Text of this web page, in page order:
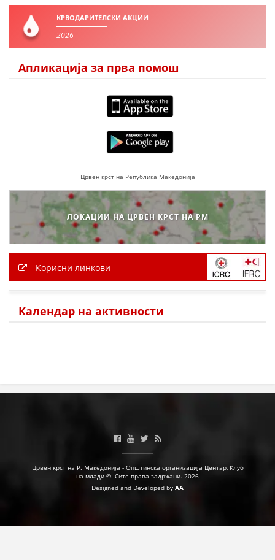
ДОГОВОРИ
ЗНАЧЕЊЕ НА СЛУЖБАТА ЗА БАРАЊЕ
ФОРМУЛАРИ ЗА БАРАЊА
ЗДРАВСТВЕНО ПРЕВЕНТИВНА ДЕЈНОСТ
ПРВА ПОМОШ
КРВОДАРИТЕЛСТВО
ИНФОРМАЦИИ ЗА БОЛЕСТИ
МЕНАЏМЕНТ НА ВОЛОНТЕРИ
СТРАТЕГИИ
ЕДУКАТИВНО ИНФОРМАТИВНИ МАТЕРИЈАЛИ
БРОШУРИ
КРВОДАРИТЕЛСКИ АКЦИИ
2026
Апликација за прва помош
Црвен крст на Република Македонија
ЛОКАЦИИ НА ЦРВЕН КРСТ НА РМ
Корисни линкови
Календар на активности
Црвен крст на Р. Македонија - Општинска организација Центар, Клуб
на млади ©. Сите права задржани. 2026
Designed and Developed by AA